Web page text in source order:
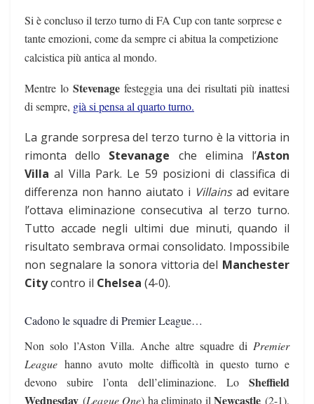
Si è concluso il terzo turno di FA Cup con tante sorprese e
tante emozioni, come da sempre ci abitua la competizione
calcistica più antica al mondo.
Mentre lo Stevenagefesteggia una dei risultati più inattesi
di sempre, già si pensa al quarto turno.
La grande sorpresa del terzo turno è la vittoria in
rimonta dello Stevanage che elimina l’Aston
Villa al Villa Park. Le 59 posizioni di classifica di
differenza non hanno aiutato i Villainsad evitare
l’ottava eliminazione consecutiva al terzo turno.
Tutto accade negli ultimi due minuti, quando il
risultato sembrava ormai consolidato. Impossibile
non segnalare la sonora vittoria del Manchester
Citycontro il Chelsea (4-0).
Cadono le squadre di Premier League…
Non solo l’Aston Villa. Anche altre squadre di Premier
League hanno avuto molte difficoltà in questo turno e
devono subire l’onta dell’eliminazione. Lo Sheffield
Wednesday (League One) ha eliminato ilNewcastle (2-1),